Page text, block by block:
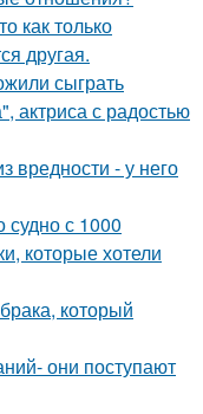
как только
другая.
сыграть
актриса с радостью
вредности - у него
с 1000
которые хотели
который
они поступают